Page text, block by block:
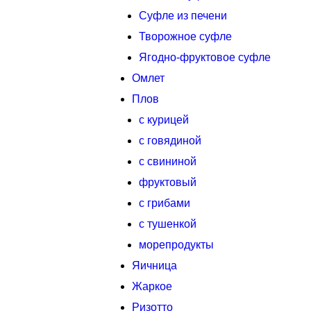
Суфле из печени
Творожное суфле
Ягодно-фруктовое суфле
Омлет
Плов
с курицей
с говядиной
с свининой
фруктовый
с грибами
с тушенкой
морепродукты
Яичница
Жаркое
Ризотто